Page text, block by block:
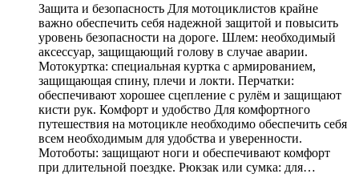
Защита и безопасность Для мотоциклистов крайне
важно обеспечить себя надежной защитой и повысить
уровень безопасности на дороге. Шлем: необходимый
аксессуар, защищающий голову в случае аварии.
Мотокуртка: специальная куртка с армированием,
защищающая спину, плечи и локти. Перчатки:
обеспечивают хорошее сцепление с рулём и защищают
кисти рук. Комфорт и удобство Для комфортного
путешествия на мотоцикле необходимо обеспечить себя
всем необходимым для удобства и уверенности.
Мотоботы: защищают ноги и обеспечивают комфорт
при длительной поездке. Рюкзак или сумка: для…